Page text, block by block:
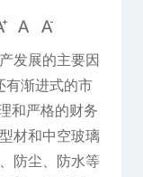
发展的主要因
有渐进式的市
和严格的财务
材和中空玻璃
防尘、防水等